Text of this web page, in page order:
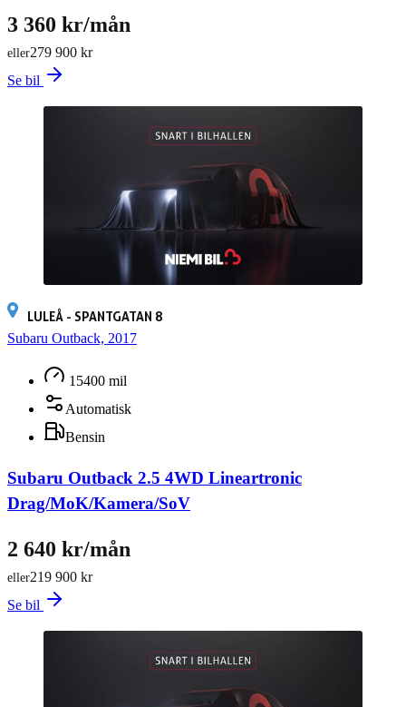
279 900 kr
eller
3 360 kr/mån
Se bil
LULEÅ - SPANTGATAN 8
Subaru Outback, 2017
15400 mil
Automatisk
Bensin
Subaru Outback 2.5 4WD Lineartronic
Drag/MoK/Kamera/SoV
219 900 kr
eller
2 640 kr/mån
Se bil